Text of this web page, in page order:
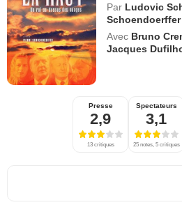
Par Ludovic
Schoendoerffer
Avec Bruno
Jacques
Presse
2,9
13 critiques
Spectateurs
3,1
25 notes, 5 critiques